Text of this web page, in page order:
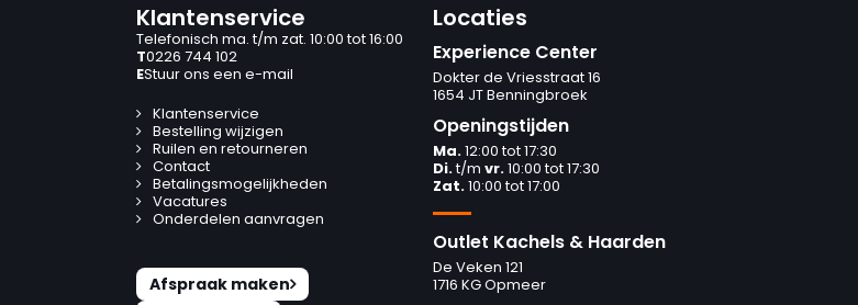
Klantenservice
Telefonisch ma. t/m zat. 10:00 tot 16:00
T0226 744 102
EStuur ons een e-mail
Klantenservice
Bestelling wijzigen
Ruilen en retourneren
Contact
Betalingsmogelijkheden
Vacatures
Onderdelen aanvragen
Afspraak maken
Locaties
Experience Center
Dokter de Vriesstraat 16
1654 JT Benningbroek
Openingstijden
Ma.12:00 tot 17:30
Di.t/m vr.10:00 tot 17:30
Zat.10:00 tot 17:00
Outlet Kachels & Haarden
De Veken 121
1716 KG Opmeer